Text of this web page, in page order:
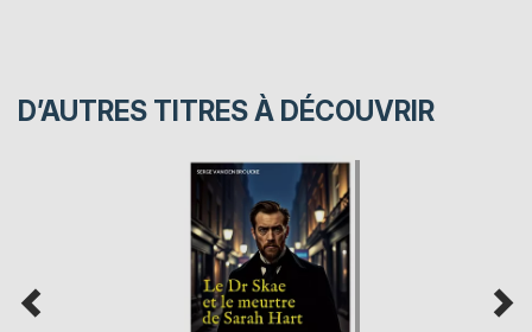
D’AUTRES TITRES À DÉCOUVRIR